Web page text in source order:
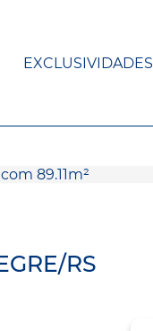
EXCLUSIVIDADES
RS